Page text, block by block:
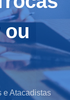
ou
e Atacadistas